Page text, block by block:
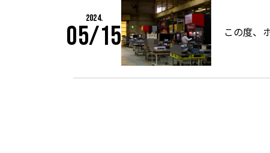
2024.
05/15 この度、